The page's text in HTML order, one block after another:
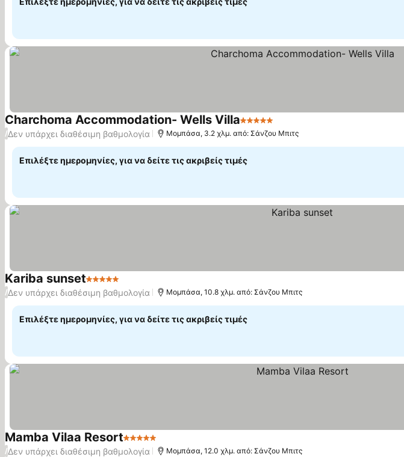
Charchoma Accommodation- Wells Villa5 Αστέρια
/Δεν υπάρχει διαθέσιμη βαθμολογία Μομπάσα, 3.2 χλμ. από: Σάνζου Μπιτς
Επιλέξτε ημερομηνίες, για να δείτε τις ακριβείς τιμές
Kariba sunset5 ΑστέριαΕμφάνιση τιμών
/Δεν υπάρχει διαθέσιμη βαθμολογία Μομπάσα, 10.8 χλμ. από: Σάνζου Μπιτς
Επιλέξτε ημερομηνίες, για να δείτε τις ακριβείς τιμές
Mamba Vilaa Resort5 ΑστέριαΕμφάνιση τιμών
/Δεν υπάρχει διαθέσιμη βαθμολογία Μομπάσα, 12.0 χλμ. από: Σάνζου Μπιτς